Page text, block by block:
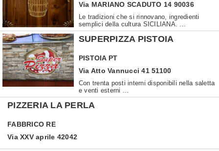
Via MARIANO SCADUTO 14 90036
Le tradizioni che si rinnovano, ingredienti
semplici della cultura SICILIANA. ...
SUPERPIZZA PISTOIA
PISTOIA PT
Via Atto Vannucci 41 51100
Con trenta posti interni disponibili nella saletta
e venti esterni ...
PIZZERIA LA PERLA
FABBRICO RE
Via XXV aprile 42042